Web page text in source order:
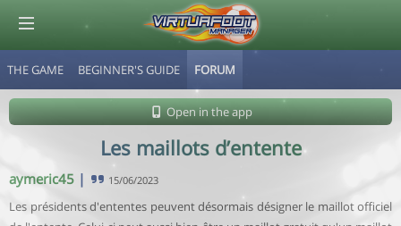
THE GAME BEGINNER'S GUIDE FORUM
Open in the app
Les maillots d’entente
aymeric45 | 15/06/2023
Les présidents d'ententes peuvent désormais désigner le maillot officiel
© Virtuafoot Manager by Aymeric Le Corre 202608090925